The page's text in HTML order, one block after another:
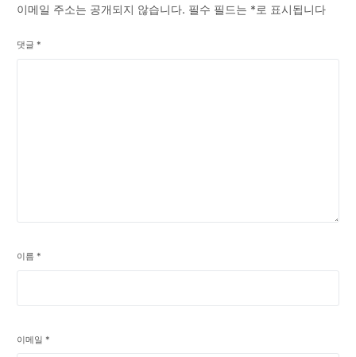
이메일 주소는 공개되지 않습니다. 필수 필드는 *로 표시됩니다
댓글 *
이름 *
이메일 *